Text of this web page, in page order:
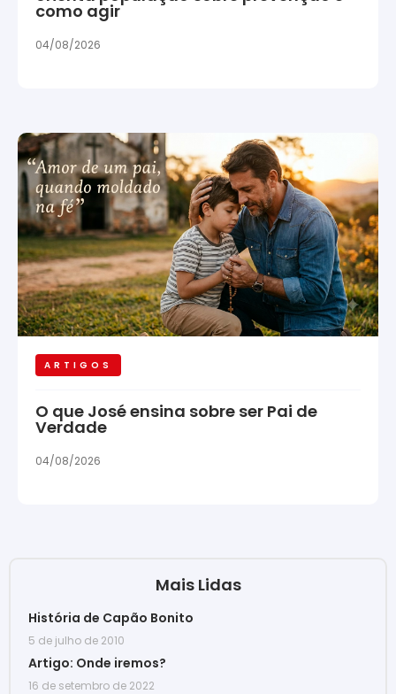
como agir
04/08/2026
ARTIGOS
O que José ensina sobre ser Pai de
Verdade
04/08/2026
Mais Lidas
História de Capão Bonito
5 de julho de 2010
Artigo: Onde iremos?
16 de setembro de 2022